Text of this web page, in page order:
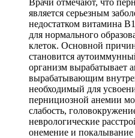
является серьезным
недостатком витамина
для нормального
клеток. Основной
становится
организм вырабатывает
вырабатывающим
необходимый для
пернициозной анемии
слабость,
неврологические
онемение и покалывание